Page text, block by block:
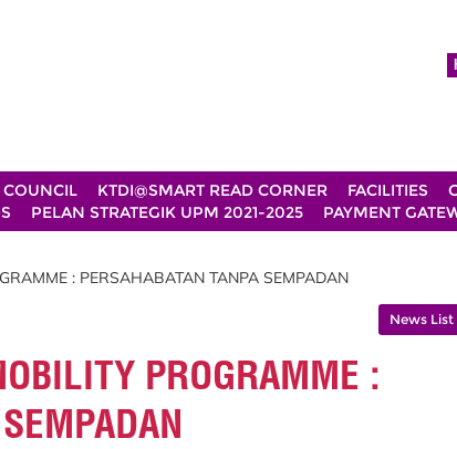
COUNCIL KTDI@SMART READ CORNER FACILITIES
PELAN STRATEGIK UPM 2021-2025 PAYMENT
: PERSAHABATAN TANPA SEMPADAN
News List
PROGRAMME :